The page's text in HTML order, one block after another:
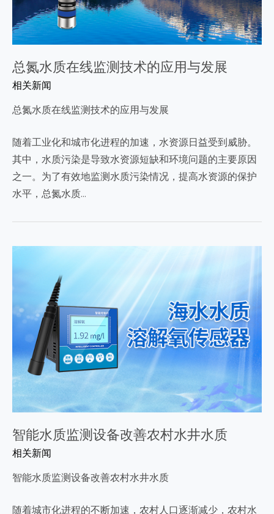
总氮水质在线监测技术的应用与发展
相关新闻
总氮水质在线监测技术的应用与发展
随着工业化和城市化进程的加速，水资源日益受到威胁。
其中，水质污染是导致水资源短缺和环境问题的主要原因
之一。为了有效地监测水质污染情况，提高水资源的保护
水平，总氮水质…
智能水质监测设备改善农村水井水质
相关新闻
智能水质监测设备改善农村水井水质
随着城市化进程的不断加速，农村人口逐渐减少，农村水